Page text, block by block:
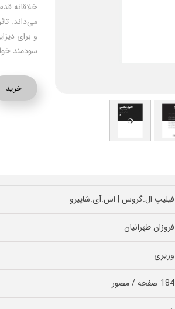
خلاقانه
می‌داند.
و برای
سودمند
خرید
فیلیپ ال.گروس | اس.آی.شاپیرو
فروزان طهرانیان
وزیری
184 صفحه / مصور